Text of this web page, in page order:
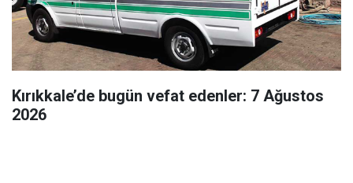
Kırıkkale’de bugün vefat edenler: 7 Ağustos
2026